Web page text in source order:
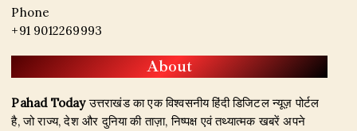
Phone
+91 9012269993
About
Pahad Todayउत्तराखंड का एक विश्वसनीय हिंदी डिजिटल न्यूज़ पोर्टल
है, जो राज्य, देश और दुनिया की ताज़ा, निष्पक्ष एवं तथ्यात्मक खबरें अपने